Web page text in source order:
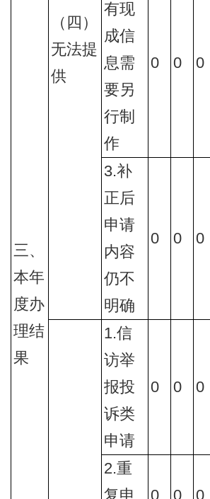
三、
本年
度办
理结
果
（四）
无法提
供
有现
成信
息需
要另
行制
作
0 0 0
3.补
正后
申请
内容
仍不
明确
0 0 0
1.信
访举
报投
诉类
申请
0 0 0
2.重
复申
0 0 0